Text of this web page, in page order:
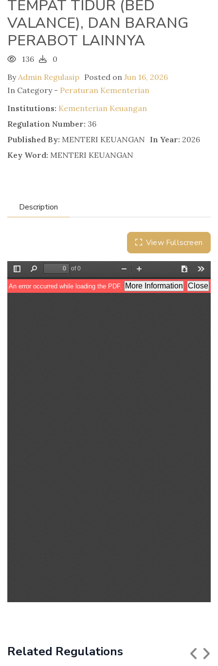
TEMPAT TIDUR (BED
VALANCE), DAN BARANG
PERABOT LAINNYA
136
0
ByAdmin Regulasip Posted on Jun 16, 2026
In Category - Peraturan Kementerian
Institutions: Kementerian Keuangan
Regulation Number: 36
Published By: MENTERI KEUANGAN In Year: 2026
Key Word: MENTERI KEUANGAN
Description
View Fullscreen
Related Regulations